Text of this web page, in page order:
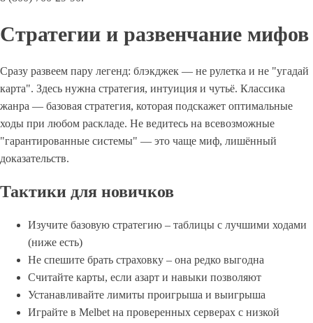
Стратегии и развенчание мифов
Сразу развеем пару легенд: блэкджек — не рулетка и не "угадай
карта". Здесь нужна стратегия, интуиция и чутьё. Классика
жанра — базовая стратегия, которая подскажет оптимальные
ходы при любом раскладе. Не ведитесь на всевозможные
"гарантированные системы" — это чаще миф, лишённый
доказательств.
Тактики для новичков
Изучите базовую стратегию – таблицы с лучшими ходами
(ниже есть)
Не спешите брать страховку – она редко выгодна
Считайте карты, если азарт и навыки позволяют
Устанавливайте лимиты проигрыша и выигрыша
Играйте в Melbet на проверенных серверах с низкой